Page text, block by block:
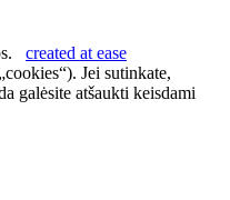
created at ease
Jei sutinkate,
galėsite atšaukti keisdami